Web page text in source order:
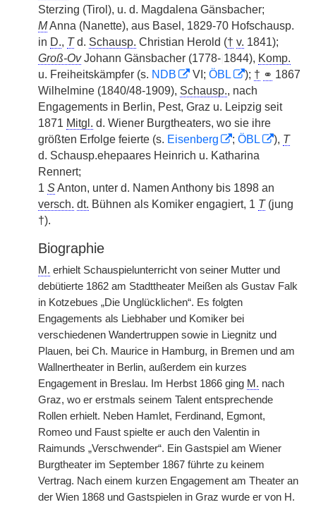
Sterzing (Tirol), u. d. Magdalena Gänsbacher;
MAnna (Nanette), aus Basel, 1829-70 Hofschausp.
in D., Td. Schausp. Christian Herold († v. 1841);
Groß-OvJohann Gänsbacher (1778- 1844), Komp.
u. Freiheitskämpfer (s. NDB VI; ÖBL ); † ⚭ 1867
Wilhelmine (1840/48-1909), Schausp., nach
Engagements in Berlin, Pest, Graz u. Leipzig seit
1871 Mitgl. d. Wiener Burgtheaters, wo sie ihre
größten Erfolge feierte (s. Eisenberg ; ÖBL ), T
d. Schausp.ehepaares Heinrich u. Katharina
Rennert;
1 SAnton, unter d. Namen Anthony bis 1898 an
versch. dt. Bühnen als Komiker engagiert, 1 T(jung
†).
Biographie
M. erhielt Schauspielunterricht von seiner Mutter und
debütierte 1862 am Stadttheater Meißen als Gustav Falk
in Kotzebues „Die Unglücklichen“. Es folgten
Engagements als Liebhaber und Komiker bei
verschiedenen Wandertruppen sowie in Liegnitz und
Plauen, bei Ch. Maurice in Hamburg, in Bremen und am
Wallnertheater in Berlin, außerdem ein kurzes
Engagement in Breslau. Im Herbst 1866 ging M. nach
Graz, wo er erstmals seinem Talent entsprechende
Rollen erhielt. Neben Hamlet, Ferdinand, Egmont,
Romeo und Faust spielte er auch den Valentin in
Raimunds „Verschwender“. Ein Gastspiel am Wiener
Burgtheater im September 1867 führte zu keinem
Vertrag. Nach einem kurzen Engagement am Theater an
der Wien 1868 und Gastspielen in Graz wurde er von H.